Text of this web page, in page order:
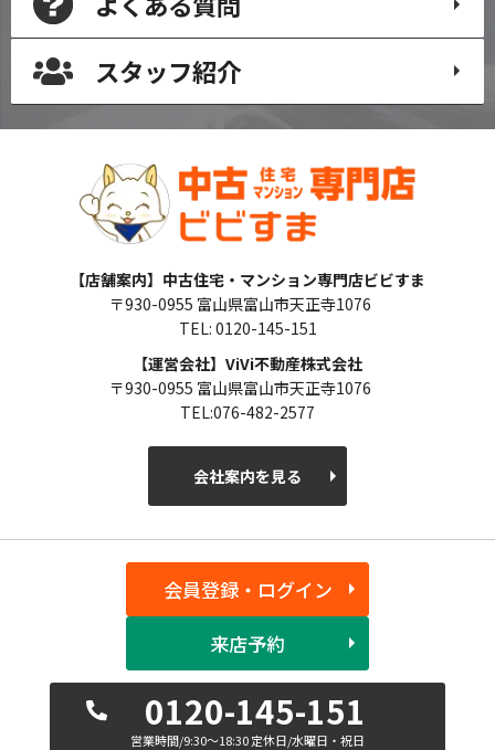
スタッフ紹介
【店舗案内】中古住宅・マンション専門店ビビすま
〒930-0955 富山県富山市天正寺1076
TEL: 0120-145-151
【運営会社】ViVi不動産株式会社
〒930-0955 富山県富山市天正寺1076
TEL:076-482-2577
会社案内を見る
会員登録・ログイン
来店予約
0120-145-151
営業時間/9:30〜18:30 定休日/水曜日・祝日